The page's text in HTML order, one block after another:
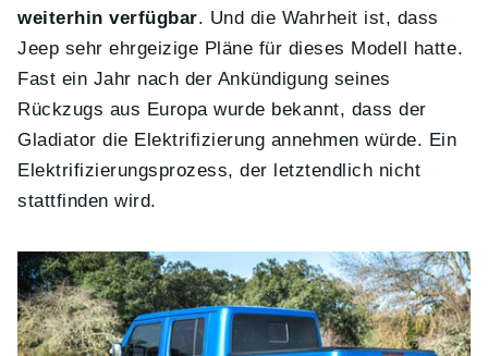
weiterhin verfügbar. Und die Wahrheit ist, dass
Jeep sehr ehrgeizige Pläne für dieses Modell hatte.
Fast ein Jahr nach der Ankündigung seines
Rückzugs aus Europa wurde bekannt, dass der
Gladiator die Elektrifizierung annehmen würde. Ein
Elektrifizierungsprozess, der letztendlich nicht
stattfinden wird.